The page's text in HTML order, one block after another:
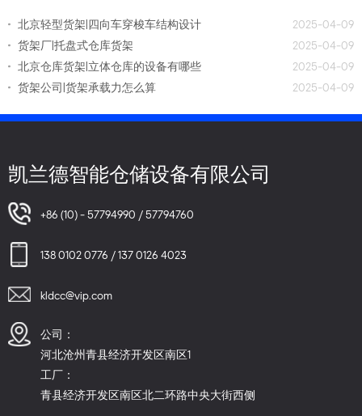
北京轻型货架|四向车穿梭车结构设计
2025-04-09
货架厂|托盘式仓库货架
2025-04-09
北京仓库货架|立体仓库的设备有哪些
2025-04-09
货架公司|货架承载力怎么算
2025-04-09
凯兰德智能仓储设备有限公司
+86 (10) - 57794990 / 57794760
138 0102 0776 / 137 0126 4023
kldcc@vip.com
公司：
河北沧州青县经济开发区南区1
工厂：
青县经济开发区南区北二环路中央大街西侧